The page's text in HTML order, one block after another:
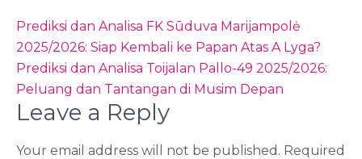
Post
navigation
Prediksi dan Analisa FK Sūduva Marijampolė
2025/2026: Siap Kembali ke Papan Atas A Lyga?
Prediksi dan Analisa Toijalan Pallo-49 2025/2026:
Peluang dan Tantangan di Musim Depan
Leave a Reply
Your email address will not be published. Required